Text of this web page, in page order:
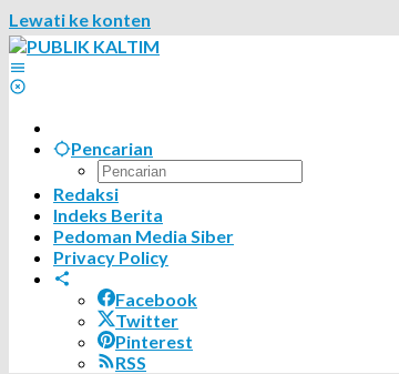
Lewati ke konten
Pencarian
Redaksi
Indeks Berita
Pedoman Media Siber
Privacy Policy
Facebook
Twitter
Pinterest
RSS